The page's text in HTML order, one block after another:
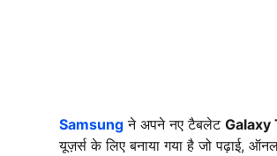
Samsung ने अपने नए टैबलेट Galaxy
यूज़र्स के लिए बनाया गया है जो पढ़ाई,